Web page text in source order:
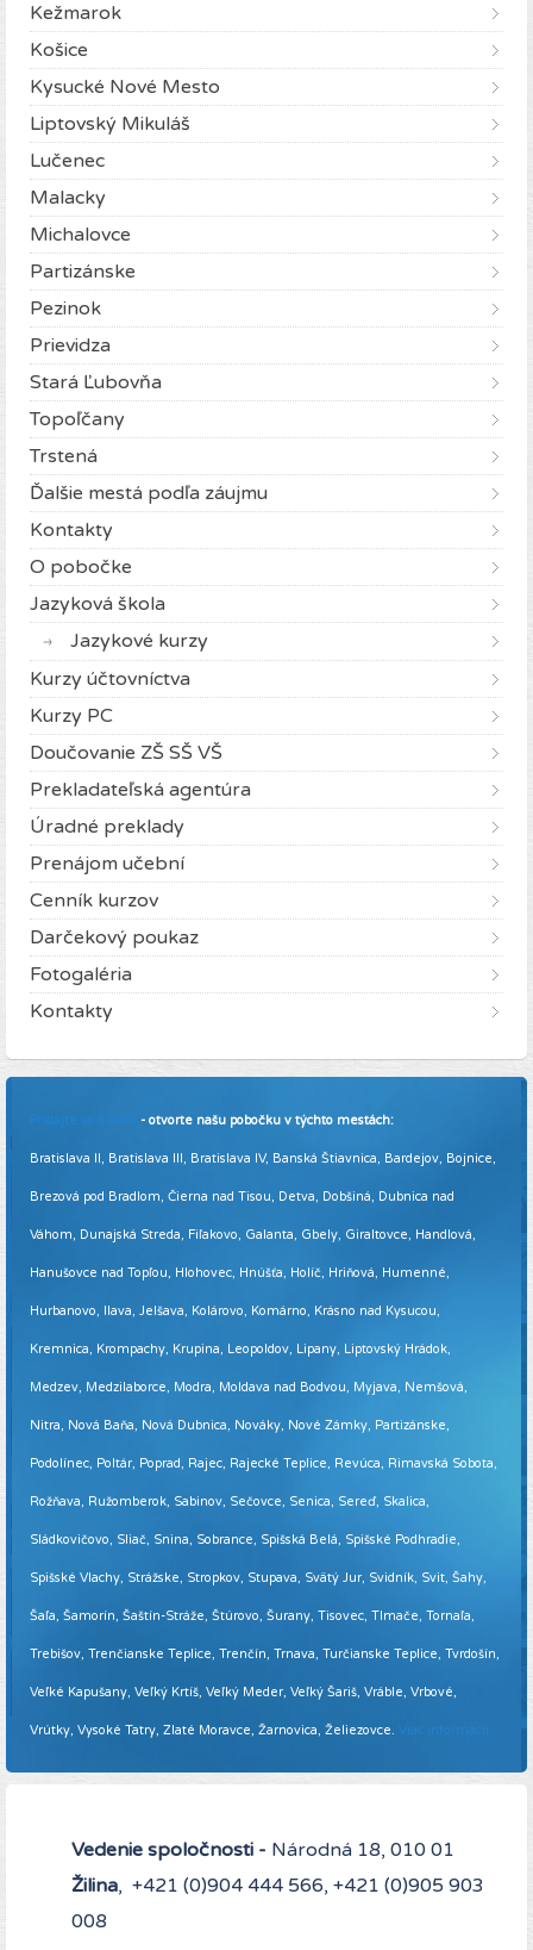
Kežmarok
Košice
Kysucké Nové Mesto
Liptovský Mikuláš
Lučenec
Malacky
Michalovce
Partizánske
Pezinok
Prievidza
Stará Ľubovňa
Topoľčany
Trstená
Ďalšie mestá podľa záujmu
Kontakty
O pobočke
Jazyková škola
Jazykové kurzy
Kurzy účtovníctva
Kurzy PC
Doučovanie ZŠ SŠ VŠ
Prekladateľská agentúra
Úradné preklady
Prenájom učební
Cenník kurzov
Darčekový poukaz
Fotogaléria
Kontakty
Pridajte sa k nám - otvorte našu pobočku v týchto mestách:
Bratislava II, Bratislava III, Bratislava IV, Banská Štiavnica, Bardejov, Bojnice,
Brezová pod Bradlom, Čierna nad Tisou, Detva, Dobšiná, Dubnica nad
Váhom, Dunajská Streda, Fiľakovo, Galanta, Gbely, Giraltovce, Handlová,
Hanušovce nad Topľou, Hlohovec, Hnúšťa, Holíč, Hriňová, Humenné,
Hurbanovo, Ilava, Jelšava, Kolárovo, Komárno, Krásno nad Kysucou,
Kremnica, Krompachy, Krupina, Leopoldov, Lipany, Liptovský Hrádok,
Medzev, Medzilaborce, Modra, Moldava nad Bodvou, Myjava, Nemšová,
Nitra, Nová Baňa, Nová Dubnica, Nováky, Nové Zámky, Partizánske,
Podolínec, Poltár, Poprad, Rajec, Rajecké Teplice, Revúca, Rimavská Sobota,
Rožňava, Ružomberok, Sabinov, Sečovce, Senica, Sereď, Skalica,
Sládkovičovo, Sliač, Snina, Sobrance, Spišská Belá, Spišské Podhradie,
Spišské Vlachy, Strážske, Stropkov, Stupava, Svätý Jur, Svidník, Svit, Šahy,
Šaľa, Šamorín, Šaštín-Stráže, Štúrovo, Šurany, Tisovec, Tlmače, Tornaľa,
Trebišov, Trenčianske Teplice, Trenčín, Trnava, Turčianske Teplice, Tvrdošín,
Veľké Kapušany, Veľký Krtíš, Veľký Meder, Veľký Šariš, Vráble, Vrbové,
Vrútky, Vysoké Tatry, Zlaté Moravce, Žarnovica, Želiezovce. Viac informácií ...
Vedenie spoločnosti - Národná 18, 010 01
Žilina, +421 (0)904 444 566, +421 (0)905 903
008